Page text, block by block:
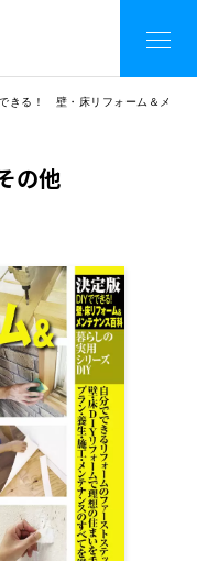
きる！ 壁・床リフォーム＆メ
の他